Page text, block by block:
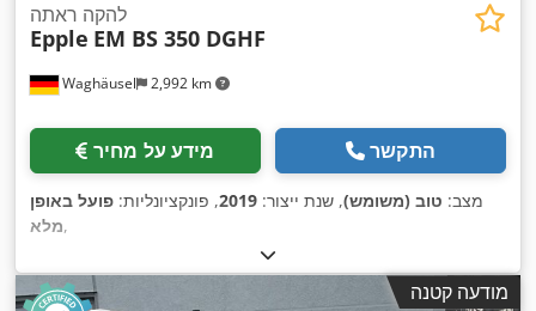
Waghäusel 2,992 km
להקה ראתה
Epple EM BS 350 DGHF
מידע על מחיר התקשר
מצב: טוב (משומש), שנת ייצור: 2019, פונקציונליות: פועל באופן
מלא,
מודעה קטנה